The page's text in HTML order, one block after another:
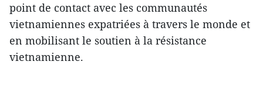
point de contact avec les communautés
vietnamiennes expatriées à travers le monde et
en mobilisant le soutien à la résistance
vietnamienne.